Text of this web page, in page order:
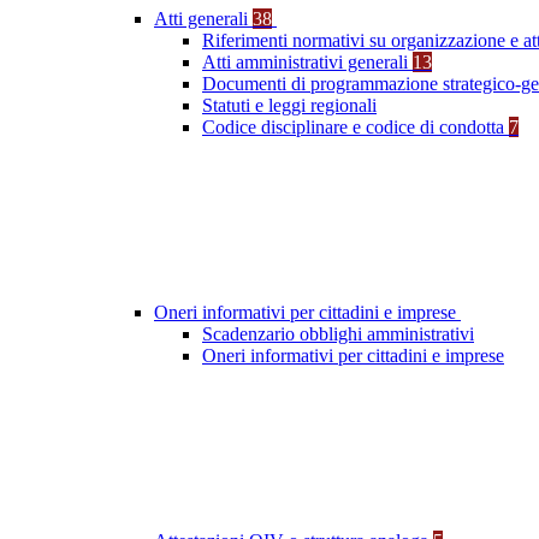
Atti generali 38
Riferimenti normativi su organizzazione e
Atti amministrativi generali 13
Documenti di programmazione strategico-
Statuti e leggi regionali
Codice disciplinare e codice di condotta 7
Oneri informativi per cittadini e imprese
Scadenzario obblighi amministrativi
Oneri informativi per cittadini e imprese